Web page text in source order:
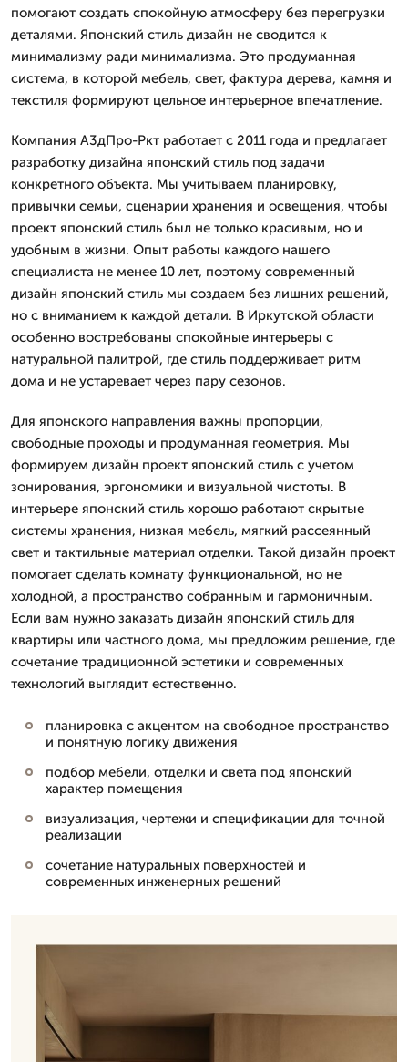
помогают создать спокойную атмосферу без перегрузки
деталями. Японский стиль дизайн не сводится к
минимализму ради минимализма. Это продуманная
система, в которой мебель, свет, фактура дерева, камня и
текстиля формируют цельное интерьерное впечатление.
Компания А3дПро-Ркт работает с 2011 года и предлагает
разработку дизайна японский стиль под задачи
конкретного объекта. Мы учитываем планировку,
привычки семьи, сценарии хранения и освещения, чтобы
проект японский стиль был не только красивым, но и
удобным в жизни. Опыт работы каждого нашего
специалиста не менее 10 лет, поэтому современный
дизайн японский стиль мы создаем без лишних решений,
но с вниманием к каждой детали. В Иркутской области
особенно востребованы спокойные интерьеры с
натуральной палитрой, где стиль поддерживает ритм
дома и не устаревает через пару сезонов.
Для японского направления важны пропорции,
свободные проходы и продуманная геометрия. Мы
формируем дизайн проект японский стиль с учетом
зонирования, эргономики и визуальной чистоты. В
интерьере японский стиль хорошо работают скрытые
системы хранения, низкая мебель, мягкий рассеянный
свет и тактильные материал отделки. Такой дизайн проект
помогает сделать комнату функциональной, но не
холодной, а пространство собранным и гармоничным.
Если вам нужно заказать дизайн японский стиль для
квартиры или частного дома, мы предложим решение, где
сочетание традиционной эстетики и современных
технологий выглядит естественно.
планировка с акцентом на свободное пространство
и понятную логику движения
подбор мебели, отделки и света под японский
характер помещения
визуализация, чертежи и спецификации для точной
реализации
сочетание натуральных поверхностей и
современных инженерных решений